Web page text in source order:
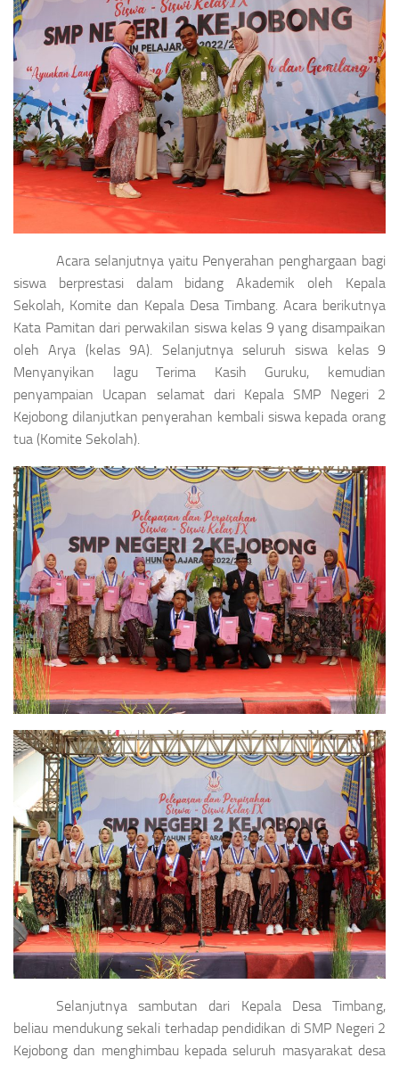
Acara selanjutnya yaitu Penyerahan penghargaan bagi
siswa berprestasi dalam bidang Akademik oleh Kepala
Sekolah, Komite dan Kepala Desa Timbang. Acara berikutnya
Kata Pamitan dari perwakilan siswa kelas 9 yang disampaikan
oleh Arya (kelas 9A). Selanjutnya seluruh siswa kelas 9
Menyanyikan lagu Terima Kasih Guruku, kemudian
penyampaian Ucapan selamat dari Kepala SMP Negeri 2
Kejobong dilanjutkan penyerahan kembali siswa kepada orang
tua (Komite Sekolah).
Selanjutnya sambutan dari Kepala Desa Timbang,
beliau mendukung sekali terhadap pendidikan di SMP Negeri 2
Kejobong dan menghimbau kepada seluruh masyarakat desa